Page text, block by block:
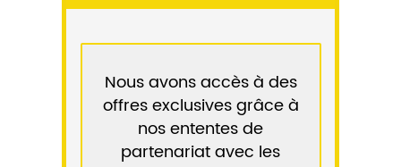
Nous avons accès à des
offres exclusives grâce à
nos ententes de
partenariat avec les